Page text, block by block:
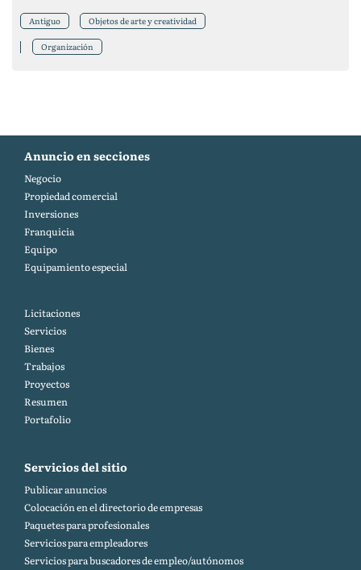
Antiguo Objetos de arte y creatividad
Organización
Anuncio en secciones
Negocio
Propiedad comercial
Inversiones
Franquicia
Equipo
Equipamiento especial
Licitaciones
Servicios
Bienes
Trabajos
Proyectos
Resumen
Portafolio
Servicios del sitio
Publicar anuncios
Colocación en el directorio de empresas
Paquetes para profesionales
Servicios para empleadores
Servicios para buscadores de empleo/autónomos